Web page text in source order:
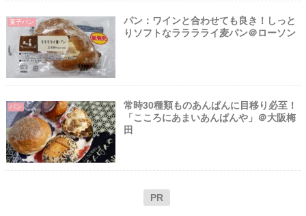
菓子パン
パン：ワインと合わせても良き！しっと
りソフトなラララライ麦パン＠ローソン
パン
常時30種類ものあんぱんに目移り必至！
「こころにあまいあんぱんや」＠大阪梅
田
PR